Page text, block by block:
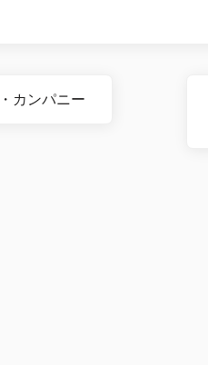
カンパニー